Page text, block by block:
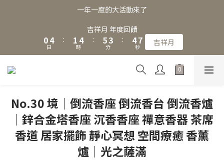
一年一度的大活動來了
吉祥月 年度回饋
04
3
日
:
1
0
7
4
3
時
:
8
6
5
4
6
4
3
2
分
:
7
5
4
3
1
7
6
5
4
1
0
秒 吉祥月
No.30 境｜倒流香座 倒流香台 倒流香爐
｜鋅合金塔香座 沉香香座 禪意香器 茶席
香道 居家擺飾 靜心冥想 空間療癒 香薰
爐｜光之薩滿